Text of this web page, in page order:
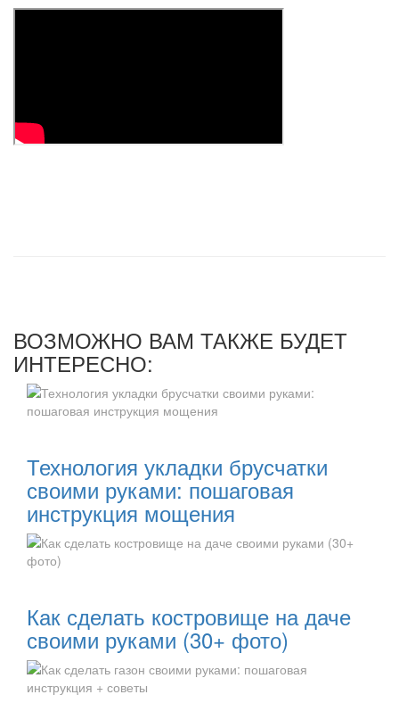
ВОЗМОЖНО ВАМ ТАКЖЕ БУДЕТ
ИНТЕРЕСНО:
Технология укладки брусчатки
своими руками: пошаговая
инструкция мощения
Как сделать костровище на даче
своими руками (30+ фото)